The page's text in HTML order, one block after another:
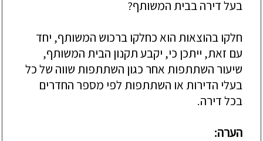
בעל דירה בבית המשותף?
חלקו בהוצאות הוא כחלקו ברכוש המשותף, יחד
עם זאת, ייתכן כי, יקבע תקנון הבית המשותף,
שיעור השתתפות אחר כגון השתתפות שווה של כל
בעלי הדירות או השתתפות לפי מספר החדרים
בכל דירה.
הערה: